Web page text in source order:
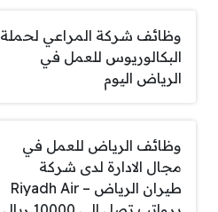
وظائف شركة المراعي لحملة
البكالوريوس للعمل في
الرياض اليوم
وظائف الرياض للعمل في
مجال الادارة لدى شركة
طيران الرياض – Riyadh Air